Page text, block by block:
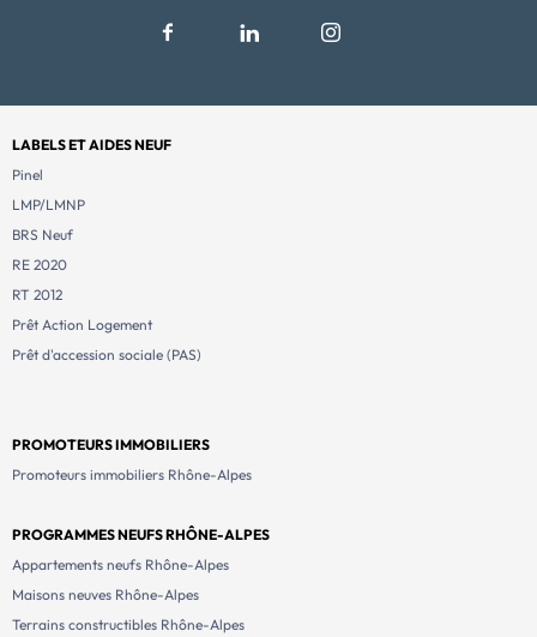
LABELS ET AIDES NEUF
Pinel
LMP/LMNP
BRS Neuf
RE 2020
RT 2012
Prêt Action Logement
Prêt d'accession sociale (PAS)
PROMOTEURS IMMOBILIERS
Promoteurs immobiliers Rhône-Alpes
PROGRAMMES NEUFS RHÔNE-ALPES
Appartements neufs Rhône-Alpes
Maisons neuves Rhône-Alpes
Terrains constructibles Rhône-Alpes